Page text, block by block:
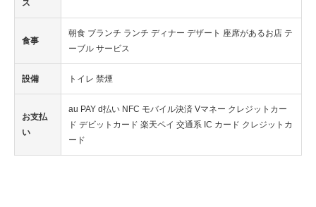
ス
食事
朝食 ブランチ ランチ ディナー デザート 座席があるお店 テ
ーブル サービス
設備 トイレ 禁煙
お支払
い
au PAY d払い NFC モバイル決済 Vマネー クレジットカー
ド デビットカード 楽天ペイ 交通系 IC カード クレジットカ
ード